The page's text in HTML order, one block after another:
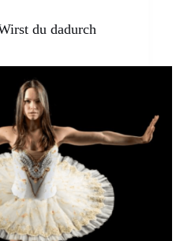
du dadurch